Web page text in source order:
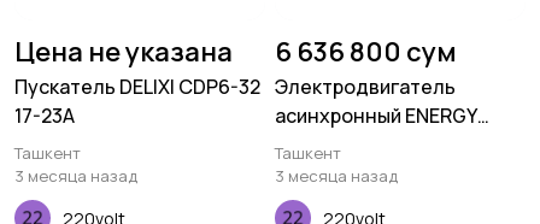
Цена не указана
Пускатель DELIXI CDP6-32
17-23A
Ташкент
3 месяца назад
220volt
6 636 800 сум
Электродвигатель
асинхронный ENERGY
MOTORS АИР160 S6
Ташкент
3 месяца назад
220volt